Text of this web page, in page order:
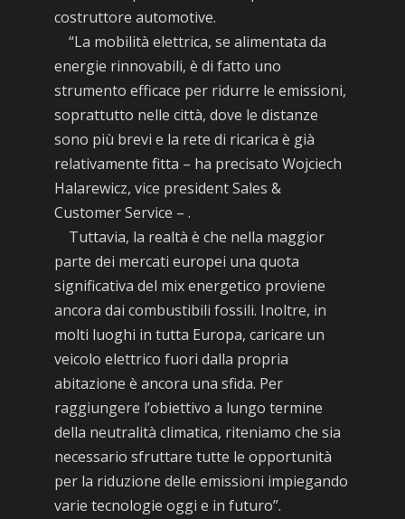
costruttore automotive.
“La mobilità elettrica, se alimentata da
energie rinnovabili, è di fatto uno
strumento efficace per ridurre le emissioni,
soprattutto nelle città, dove le distanze
sono più brevi e la rete di ricarica è già
relativamente fitta – ha precisato Wojciech
Halarewicz, vice president Sales &
Customer Service – .
Tuttavia, la realtà è che nella maggior
parte dei mercati europei una quota
significativa del mix energetico proviene
ancora dai combustibili fossili. Inoltre, in
molti luoghi in tutta Europa, caricare un
veicolo elettrico fuori dalla propria
abitazione è ancora una sfida. Per
raggiungere l’obiettivo a lungo termine
della neutralità climatica, riteniamo che sia
necessario sfruttare tutte le opportunità
per la riduzione delle emissioni impiegando
varie tecnologie oggi e in futuro”.